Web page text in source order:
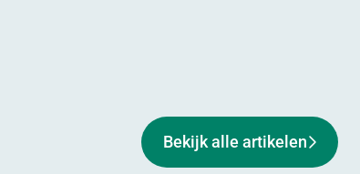
Bekijk alle artikelen